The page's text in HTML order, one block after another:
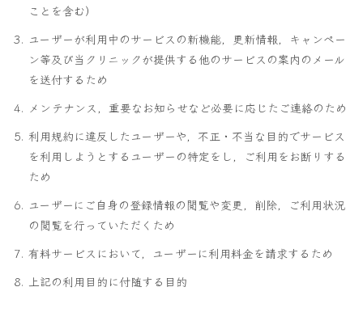
ことを含む）
ユーザーが利用中のサービスの新機能，更新情報，キャンペー
ン等及び当クリニックが提供する他のサービスの案内のメール
を送付するため
メンテナンス，重要なお知らせなど必要に応じたご連絡のため
利用規約に違反したユーザーや，不正・不当な目的でサービス
を利用しようとするユーザーの特定をし，ご利用をお断りする
ため
ユーザーにご自身の登録情報の閲覧や変更，削除，ご利用状況
の閲覧を行っていただくため
有料サービスにおいて，ユーザーに利用料金を請求するため
上記の利用目的に付随する目的